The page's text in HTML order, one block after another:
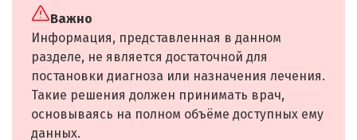
Важно
Информация, представленная в данном
разделе, не является достаточной для
постановки диагноза или назначения лечения.
Такие решения должен принимать врач,
основываясь на полном объёме доступных ему
данных.